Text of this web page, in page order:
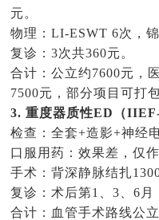
元。
物理：LI-ESWT 6次，
复诊：3次共360元。
合计：公立约7600元，
7500元，部分项目可打
3. 重度器质性ED（
检查：全套+造影+神经
口服用药：效果差，仅
手术：背深静脉结扎
复诊：术后第1、3、6月
合计：血管手术路线公